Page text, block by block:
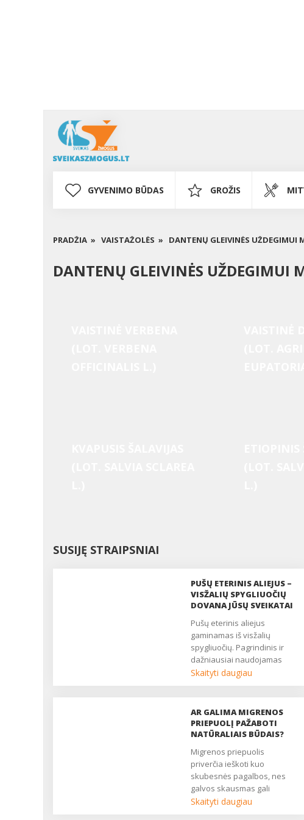
GYVENIMO BŪDAS GROŽIS
PRADŽIA » VAISTAŽOLĖS » DANTENŲ GLEIVINĖS UŽDEGIMUI
DANTENŲ GLEIVINĖS UŽDEGIMUI
SUSIJĘ STRAIPSNIAI
PUŠŲ ETERINIS ALIEJUS –
VISŽALIŲ SPYGLIUOČIŲ
DOVANA JŪSŲ SVEIKATAI
Pušų eterinis aliejus
gaminamas iš visžalių
spygliuočių. Pagrindinis ir
dažniausiai naudojamas
eterinio aliejaus gavybos
eteriniame aliejuje gausu
šių biologiškai aktyvių
medžiagų: pineno, kareno,
mirceno, terpineno,
bornilacetato, borneolio ir
kt. ...
Skaityti daugiau
AR GALIMA MIGRENOS
PRIEPUOLĮ PAŽABOTI
NATŪRALIAIS BŪDAIS?
Migrenos priepuolis
priverčia ieškoti kuo
skubesnės pagalbos, nes
galvos skausmas gali
atrodyti tiesiog
Skaityti daugiau